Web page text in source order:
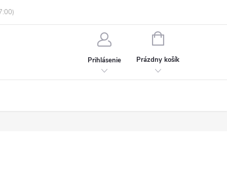
ochrany osobných údajov
Prihlásenie
NÁKUPNÝ
Prázdny košík